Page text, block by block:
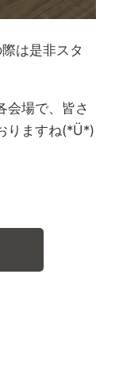
は是非スタ
会場で、皆さ
りますね(*Ü*)